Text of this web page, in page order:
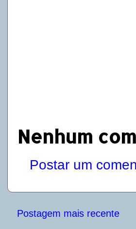
Nenhum
Postar um
Postagem mais recente